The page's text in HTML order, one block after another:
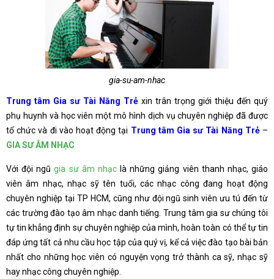
gia-su-am-nhac
Trung tâm Gia sư Tài Năng Trẻ xin trân trọng giới thiệu đến quý
phụ huynh và học viên một mô hình dịch vụ chuyên nghiệp đã được
tổ chức và đi vào hoạt động tại Trung tâm Gia sư Tài Năng Trẻ–
GIA SƯ ÂM NHẠC
Với đội ngũgia sư âm nhạclà những giảng viên thanh nhạc, giáo
viên âm nhạc, nhạc sỹ tên tuổi, các nhạc công đang hoạt động
chuyên nghiệp tại TP HCM, cũng như đội ngũ sinh viên ưu tú đến từ
các trường đào tạo âm nhạc danh tiếng. Trung tâm gia sư chúng tôi
tự tin khẳng định sự chuyên nghiệp của mình, hoàn toàn có thể tự tin
đáp ứng tất cả nhu cầu học tập của quý vị, kể cả việc đào tạo bài bản
nhất cho những học viên có nguyện vọng trở thành ca sỹ, nhạc sỹ
hay nhạc công chuyên nghiệp.